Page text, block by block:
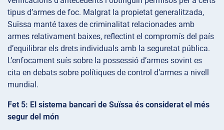
tipus d’armes de foc. Malgrat la propietat generalitzada,
Suïssa manté taxes de criminalitat relacionades amb
armes relativament baixes, reflectint el compromís del país
d’equilibrar els drets individuals amb la seguretat pública.
L’enfocament suís sobre la possessió d’armes sovint es
cita en debats sobre polítiques de control d’armes a nivell
mundial.
Fet 5: El sistema bancari de Suïssa és considerat el més
segur del món